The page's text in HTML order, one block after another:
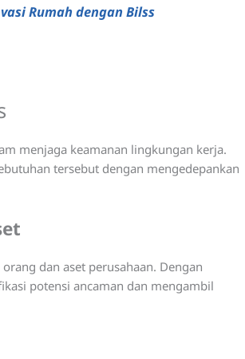
Rumah dengan Bilss
menjaga keamanan lingkungan kerja.
tersebut dengan mengedepankan
dan aset perusahaan. Dengan
potensi ancaman dan mengambil